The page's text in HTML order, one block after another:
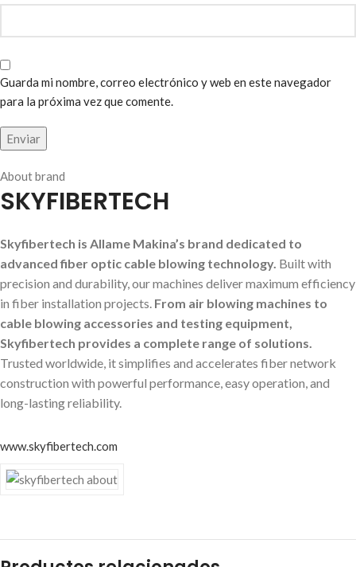
Guarda mi nombre, correo electrónico y web en este navegador
para la próxima vez que comente.
About brand
SKYFIBERTECH
Skyfibertech is Allame Makina’s brand dedicated to
advanced fiber optic cable blowing technology. Built with
precision and durability, our machines deliver maximum efficiency
in fiber installation projects. From air blowing machines to
cable blowing accessories and testing equipment,
Skyfibertech provides a complete range of solutions.
Trusted worldwide, it simplifies and accelerates fiber network
construction with powerful performance, easy operation, and
long-lasting reliability.
www.skyfibertech.com